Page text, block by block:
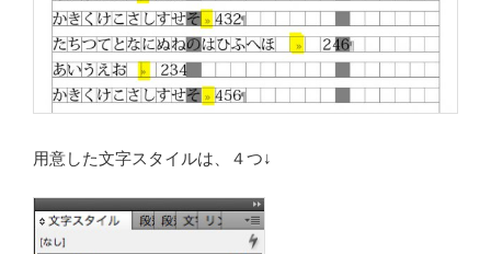
用意した文字スタイルは、４つ↓